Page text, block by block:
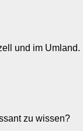
und im Umland.
zu wissen?